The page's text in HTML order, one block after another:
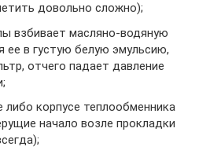
довольно сложно);
взбивает масляно-водяную
ее в густую белую эмульсию,
отчего падает давление
либо корпусе теплообменника
начало возле прокладки